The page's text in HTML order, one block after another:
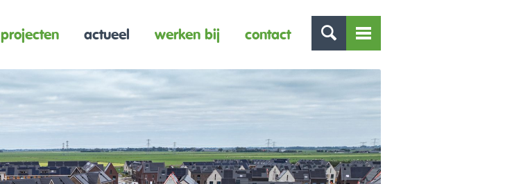
projecten actueel werken bij contact